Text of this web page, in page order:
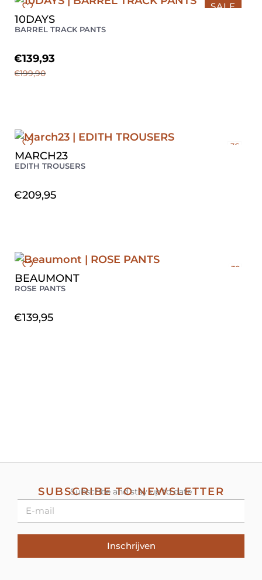
10DAYS
BARREL TRACK PANTS
€199,90
€139,93
SALE
MARCH23
EDITH TROUSERS
€209,95
36
BEAUMONT
ROSE PANTS
€139,95
38
SUBSCRIBE TO NEWSLETTER
Subscribe and stay up to date
Inschrijven